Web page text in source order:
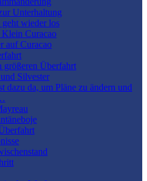
Unterhaltung
wieder los
Curacao
auf Curacao
größeren Überfahrt
Silvester
dazu da, um Pläne zu ändern und